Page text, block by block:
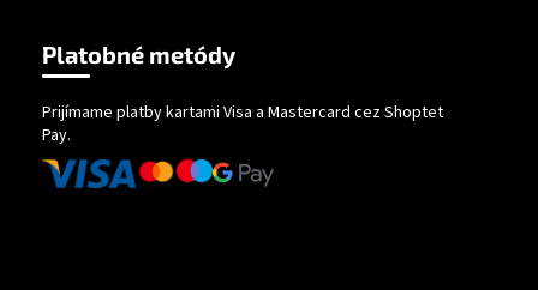
Platobné metódy
Prijímame platby kartami Visa a Mastercard cez Shoptet
Pay.